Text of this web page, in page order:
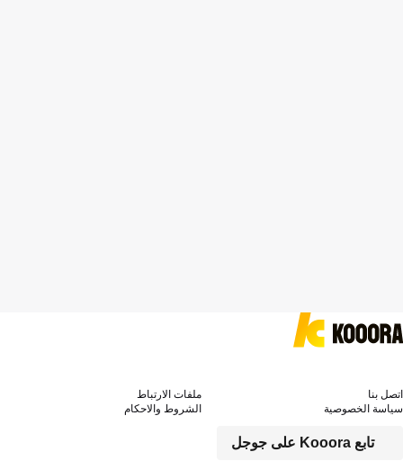
تابع Kooora على جوجل
اتصل بنا
ملفات الارتباط
سياسة الخصوصية
الشروط والاحكام